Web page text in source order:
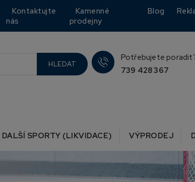
Kontaktujte
nás
Kamenné
prodejny
Blog
HLEDAT
Potřebujete
739 428 367
DALŠÍ SPORTY (LIKVIDACE) VÝPRODEJ